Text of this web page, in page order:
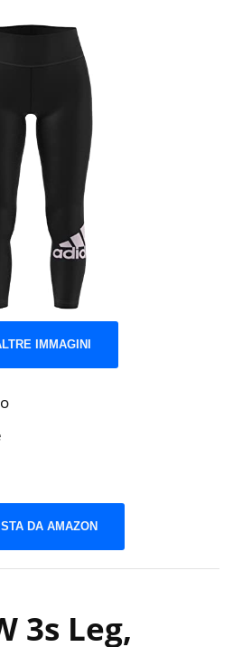
IMMAGINI
DA AMAZON
3s Leg,